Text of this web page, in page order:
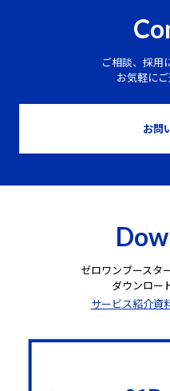
ご相談、採用
お気軽にご
お問
ゼロワンブースタ
ダウンロー
サービス紹介資